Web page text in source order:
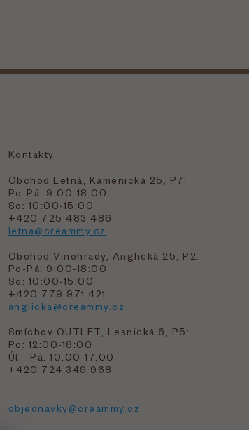
Kontakty
Obchod Letná, Kamenická 25, P7:
Po-Pá: 9:00-18:00
So: 10:00-15:00
+420 725 483 486
letna@creammy.cz
Obchod Vinohrady, Anglická 25, P2:
Po-Pá: 9:00-18:00
So: 10:00-15:00
+420 779 971 421
anglicka@creammy.cz
Smíchov OUTLET, Lesnická 6, P5:
Po: 12:00-18:00
Út - Pá: 10:00-17:00
+420 724 349 968
objednavky@creammy.cz